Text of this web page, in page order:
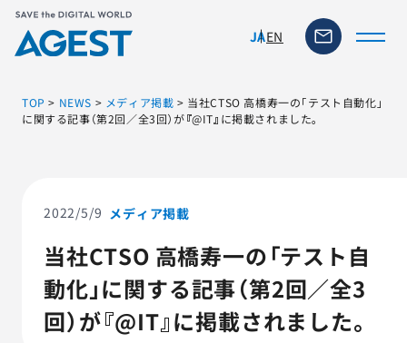
JAEN
ソリューション・サービス
脆弱性リスク管理ツール
TFACT (AIテストツール)
TOP > NEWS > メディア掲載 > 当社CTSO 高橋寿一の「テスト自動化」
に関する記事（第2回／全3回）が『@IT』に掲載されました。
2022/5/9 メディア掲載
当社CTSO 高橋寿一の「テスト自
動化」に関する記事（第2回／全3
回）が『@IT』に掲載されました。